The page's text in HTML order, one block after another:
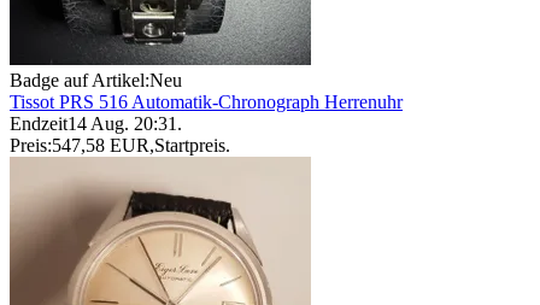
Badge auf Artikel:Neu
Tissot PRS 516 Automatik-Chronograph Herrenuhr
Endzeit14 Aug. 20:31 .
Preis:547,58 EUR,Startpreis.